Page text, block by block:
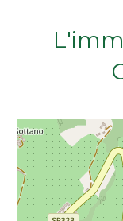
Da € 800.000
Da €
Da €
Da €
Oltre €